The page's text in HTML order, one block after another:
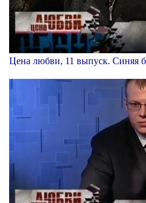
Цена любви, 11 выпуск. Синяя